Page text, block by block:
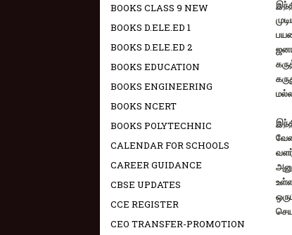
BOOKS CLASS 9 NEW
BOOKS D.ELE.ED 1
BOOKS D.ELE.ED 2
BOOKS EDUCATION
BOOKS ENGINEERING
BOOKS NCERT
BOOKS POLYTECHNIC
CALENDAR FOR SCHOOLS
CAREER GUIDANCE
CBSE UPDATES
CCE REGISTER
CEO TRANSFER-PROMOTION